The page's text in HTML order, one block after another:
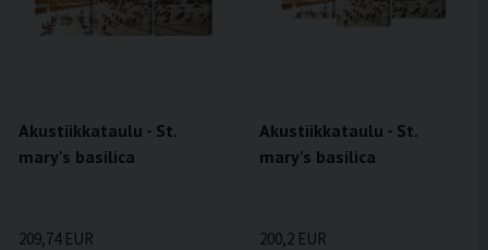
Akustiikkataulu - St.
mary's basilica
209,74 EUR
Akustiikkataulu - St.
mary's basilica
200,2 EUR